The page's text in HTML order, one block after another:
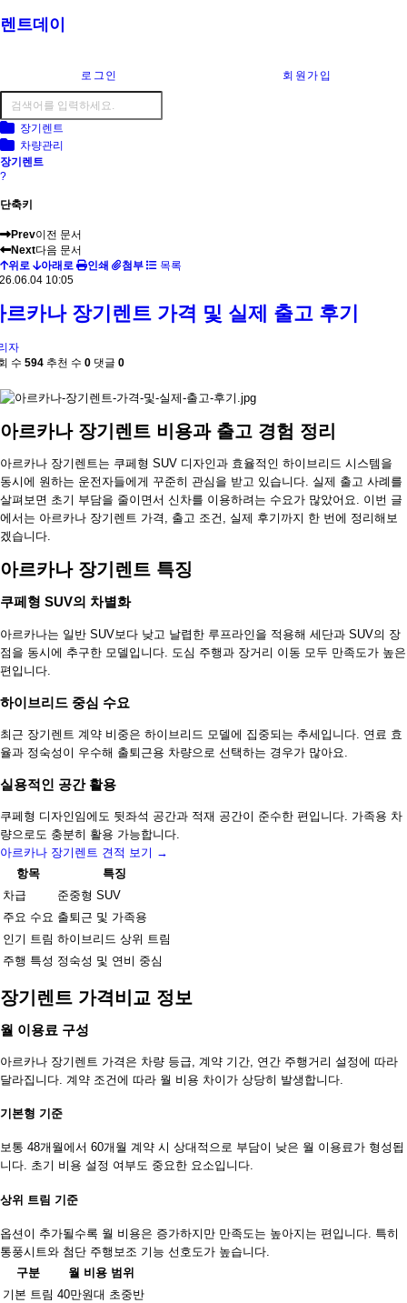
렌트데이
로그인 회원가입
장기렌트
차량관리
장기렌트
?
단축키
Prev이전 문서
Next다음 문서
위로
아래로 인쇄 첨부
목록
10:05
르카나 장기렌트 가격 및 실제 출고 후기
자
수 594 추천 수 0 댓글 0
아르카나 장기렌트 비용과 출고 경험 정리
아르카나 장기렌트는 쿠페형 SUV 디자인과 효율적인 하이브리드 시스템을
동시에 원하는 운전자들에게 꾸준히 관심을 받고 있습니다. 실제 출고 사례를
살펴보면 초기 부담을 줄이면서 신차를 이용하려는 수요가 많았어요. 이번 글
에서는 아르카나 장기렌트 가격, 출고 조건, 실제 후기까지 한 번에 정리해보
겠습니다.
아르카나 장기렌트 특징
쿠페형 SUV의 차별화
아르카나는 일반 SUV보다 낮고 날렵한 루프라인을 적용해 세단과 SUV의 장
점을 동시에 추구한 모델입니다. 도심 주행과 장거리 이동 모두 만족도가 높은
편입니다.
하이브리드 중심 수요
최근 장기렌트 계약 비중은 하이브리드 모델에 집중되는 추세입니다. 연료 효
율과 정숙성이 우수해 출퇴근용 차량으로 선택하는 경우가 많아요.
실용적인 공간 활용
쿠페형 디자인임에도 뒷좌석 공간과 적재 공간이 준수한 편입니다. 가족용 차
량으로도 충분히 활용 가능합니다.
아르카나 장기렌트 견적 보기 →
항목
특징
차급
준중형 SUV
주요 수요 출퇴근 및 가족용
인기 트림 하이브리드 상위 트림
주행 특성 정숙성 및 연비 중심
장기렌트 가격비교 정보
월 이용료 구성
아르카나 장기렌트 가격은 차량 등급, 계약 기간, 연간 주행거리 설정에 따라
달라집니다. 계약 조건에 따라 월 비용 차이가 상당히 발생합니다.
기본형 기준
보통 48개월에서 60개월 계약 시 상대적으로 부담이 낮은 월 이용료가 형성됩
니다. 초기 비용 설정 여부도 중요한 요소입니다.
상위 트림 기준
옵션이 추가될수록 월 비용은 증가하지만 만족도는 높아지는 편입니다. 특히
통풍시트와 첨단 주행보조 기능 선호도가 높습니다.
구분
월 비용 범위
기본 트림 40만원대 초중반